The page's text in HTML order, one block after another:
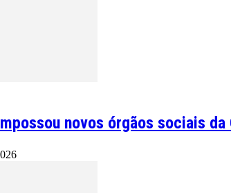
novos órgãos sociais da